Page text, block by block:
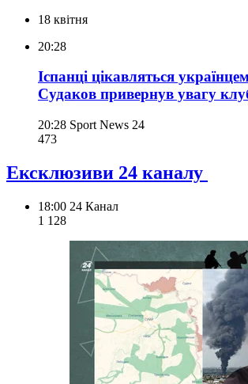
18 квітня
20:28
Іспанці цікавляться
Судаков привернув увагу
20:28 Sport News 24
473
Ексклюзиви 24 каналу
18:00 24 Канал
1 128